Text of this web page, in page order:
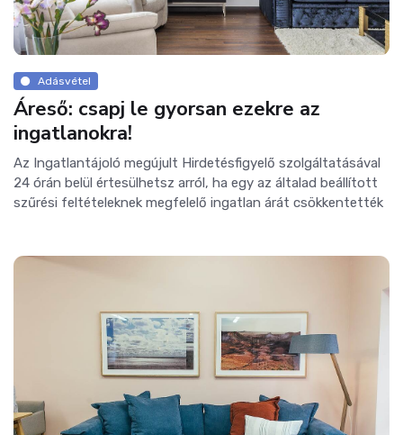
Adásvétel
Áreső: csapj le gyorsan ezekre az
ingatlanokra!
Az Ingatlantájoló megújult Hirdetésfigyelő szolgáltatásával
24 órán belül értesülhetsz arról, ha egy az általad beállított
szűrési feltételeknek megfelelő ingatlan árát csökkentették